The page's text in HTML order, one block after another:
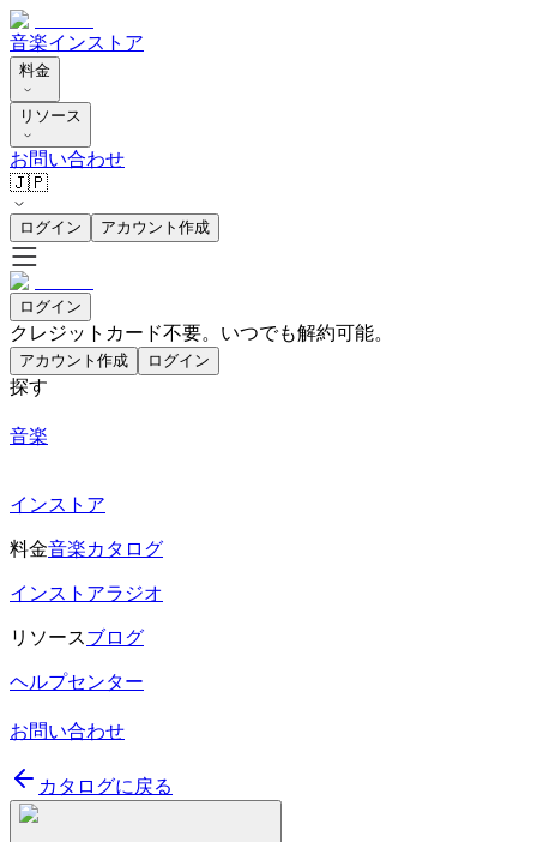
音楽インストア
料金
リソース
お問い合わせ
🇯🇵
ログイン アカウント作成
ログイン
クレジットカード不要。いつでも解約可能。
アカウント作成 ログイン
探す
音楽
インストア
料金音楽カタログ
インストアラジオ
リソースブログ
ヘルプセンター
お問い合わせ
カタログに戻る